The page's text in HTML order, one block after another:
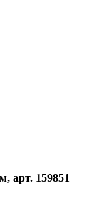
арт. 159851